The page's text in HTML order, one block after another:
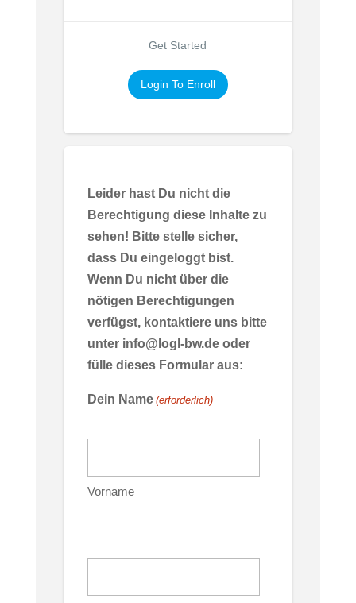
Get Started
Login To Enroll
Leider hast Du nicht die
Berechtigung diese Inhalte zu
sehen! Bitte stelle sicher,
dass Du eingeloggt bist.
Wenn Du nicht über die
nötigen Berechtigungen
verfügst, kontaktiere uns bitte
unter info@logl-bw.de oder
fülle dieses Formular aus:
Dein Name (erforderlich)
Vorname